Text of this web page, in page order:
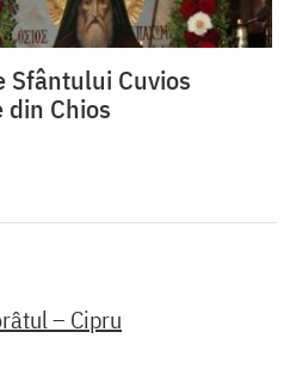
Sfântului Cuvios
din Chios
– Cipru